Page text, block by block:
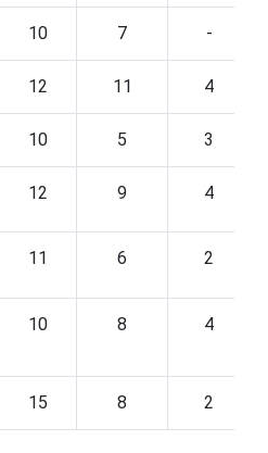
10 7 -
12 11 4
10 5 3
12 9 4
11 6 2
10 8 4
15 8 2